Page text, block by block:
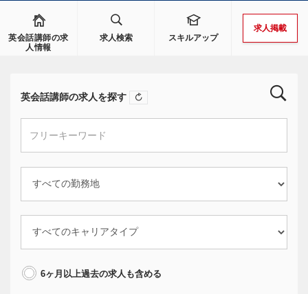
英会話講師の求
人情報
求人検索 スキルアップ
求人掲載
英会話講師の求人を探す
6ヶ月以上過去の求人も含める